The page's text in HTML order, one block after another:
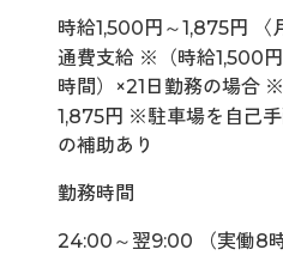
時給1,500円～1,875円 〈
通費支給 ※（時給1,500
時間）×21日勤務の場合
1,875円 ※駐車場を自己
の補助あり
勤務時間
24:00～翌9:00 （実働8時